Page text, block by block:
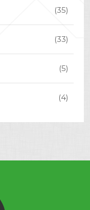
(35)
(33)
(5)
(4)